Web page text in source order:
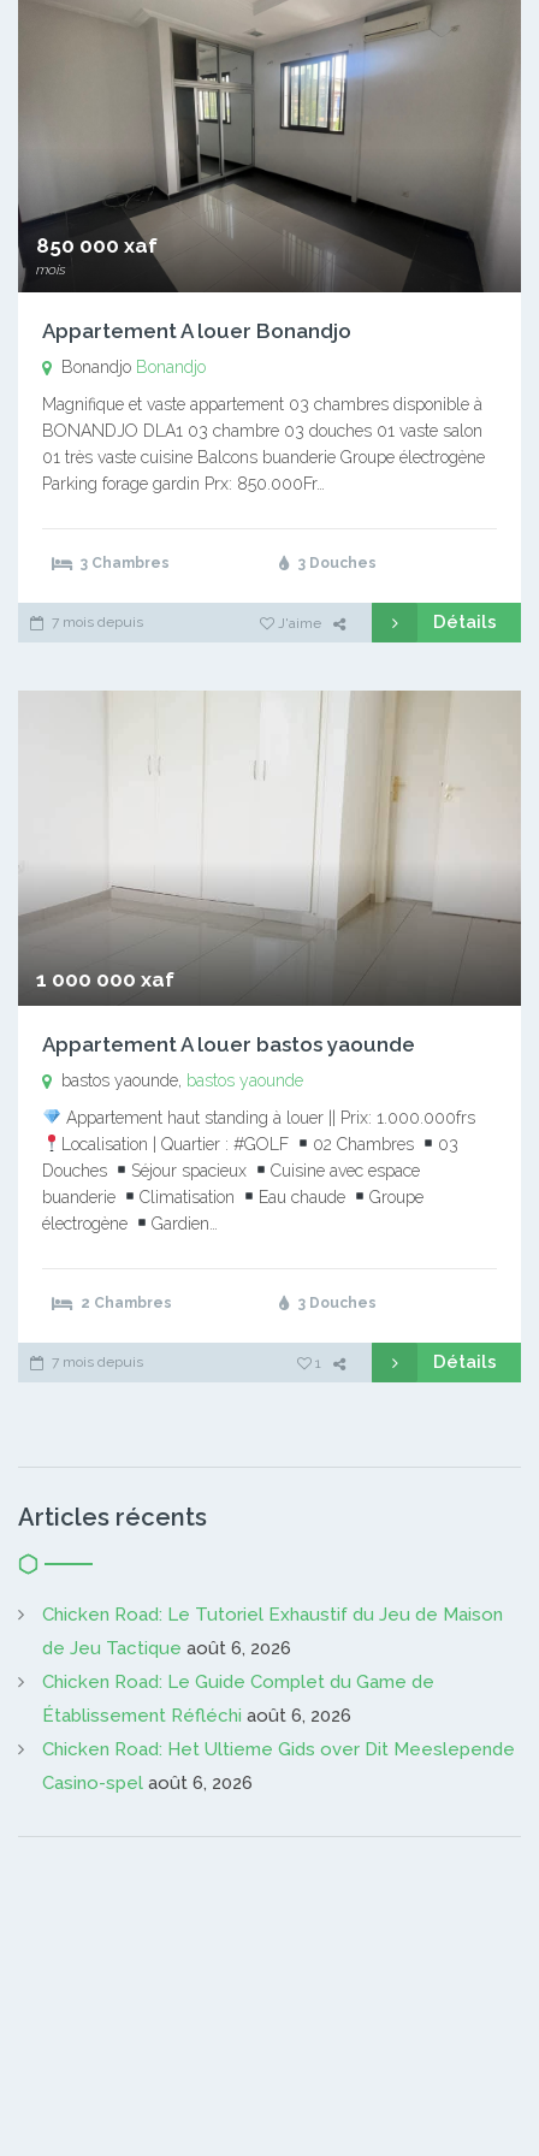
850 000 xaf
mois
Appartement A louer Bonandjo
Bonandjo Bonandjo
Magnifique et vaste appartement 03 chambres disponible à
BONANDJO DLA1 03 chambre 03 douches 01 vaste salon
01 très vaste cuisine Balcons buanderie Groupe électrogène
Parking forage gardin Prx: 850.000Fr…
3 Chambres 3 Douches
7 mois depuis J'aime Détails
1 000 000 xaf
Appartement A louer bastos yaounde
bastos yaounde, bastos yaounde
Appartement haut standing à louer || Prix: 1.000.000frs
Localisation | Quartier : #GOLF
02 Chambres
03
Douches
Séjour spacieux
Cuisine avec espace
buanderie
Climatisation Eau chaude
Groupe
électrogène
Gardien…
2 Chambres 3 Douches
7 mois depuis 1 Détails
Articles récents
Chicken Road: Le Tutoriel Exhaustif du Jeu de Maison
de Jeu Tactique août 6, 2026
Chicken Road: Le Guide Complet du Game de
Établissement Réfléchi août 6, 2026
Chicken Road: Het Ultieme Gids over Dit Meeslepende
Casino-spel août 6, 2026